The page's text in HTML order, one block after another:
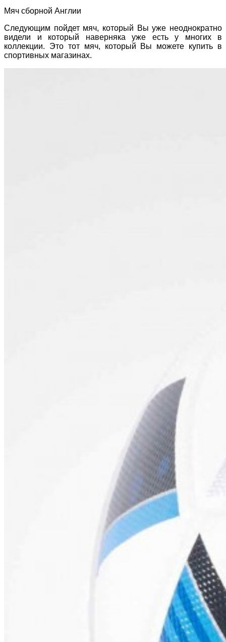
Мяч сборной Англии
Следующим пойдет мяч, который Вы уже неоднократно
видели и который наверняка уже есть у многих в
коллекции. Это тот мяч, который Вы можете купить в
спортивных магазинах.